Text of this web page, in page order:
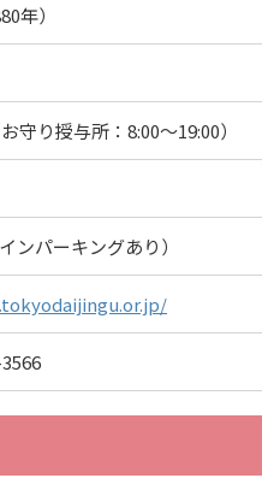
年）
守り授与所：8:00〜19:00）
ンパーキングあり）